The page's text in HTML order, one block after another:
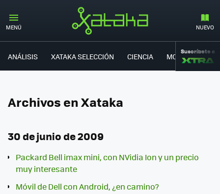
MENÚ NUEVO
ANÁLISIS XATAKA SELECCIÓN CIENCIA MOVILIDAD
Suscríbete a
Archivos en Xataka
30 de junio de 2009
Packard Bell imax mini, con NVidia Ion y un precio
muy interesante
Móvil de Dell con Android, ¿en camino?